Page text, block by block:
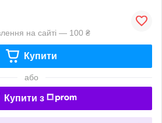
на сайті — 100 ₴
Купити
або
Купити з